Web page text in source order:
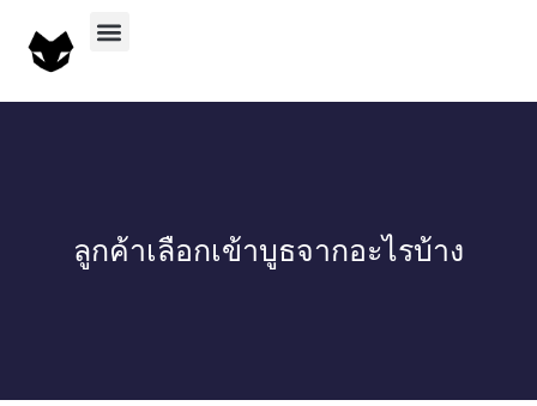
ลูกค้าเลือกเข้าบูธจากอะไรบ้าง